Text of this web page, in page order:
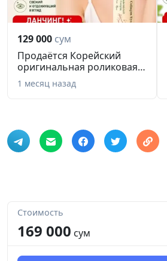
129 000 сум
Продаётся Корейский
оригинальная роликовая
сыворот...
1 месяц назад
Стоимость
169 000 сум